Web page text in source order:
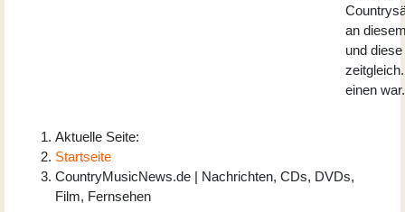
an
und
einen
Aktuelle Seite:
Startseite
CountryMusicNews.de | Nachrichten, CDs, DVDs,
Film, Fernsehen